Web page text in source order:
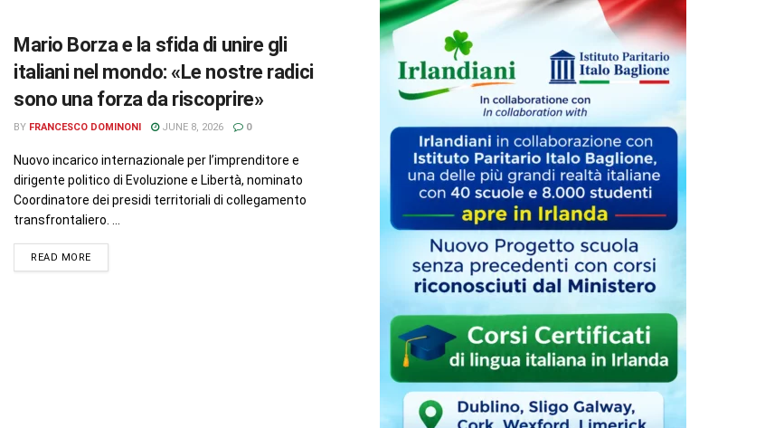
Mario Borza e la sfida di unire gli
italiani nel mondo: «Le nostre radici
sono una forza da riscoprire»
BY FRANCESCO DOMINONI JUNE 8, 2026 0
Nuovo incarico internazionale per l’imprenditore e
dirigente politico di Evoluzione e Libertà, nominato
Coordinatore dei presidi territoriali di collegamento
transfrontaliero. ...
READ MORE